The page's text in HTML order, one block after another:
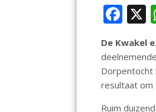
F
ac
e
b
o
De Kwakel
Dorpentocht
resultaat
Ruim